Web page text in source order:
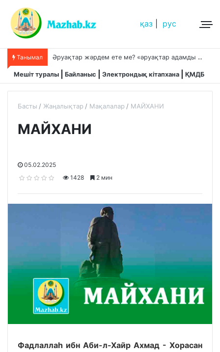
қаз рус
Танымал Ә
руақтар жәрдем ете ме? «әруақтар адамды қорғап жүреді»,-дейді сол рас па?
Мешіт туралы Байланыс Электрондық кітапхана ҚМДБ
Басты Жаңалықтар Мақалалар МАЙХАНИ
МАЙХАНИ
05.02.2025
1428
2 мин
Фадлаллаһ ибн Аби-л-Хайр Ахмад - Хорасан